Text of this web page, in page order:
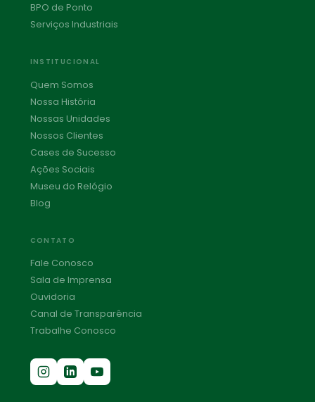
BPO de Ponto
Serviços Industriais
INSTITUCIONAL
Quem Somos
Nossa História
Nossas Unidades
Nossos Clientes
Cases de Sucesso
Ações Sociais
Museu do Relógio
Blog
CONTATO
Fale Conosco
Sala de Imprensa
Ouvidoria
Canal de Transparência
Trabalhe Conosco